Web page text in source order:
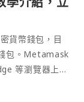
貨幣錢包，目
包。Metamask
等瀏覽器上作